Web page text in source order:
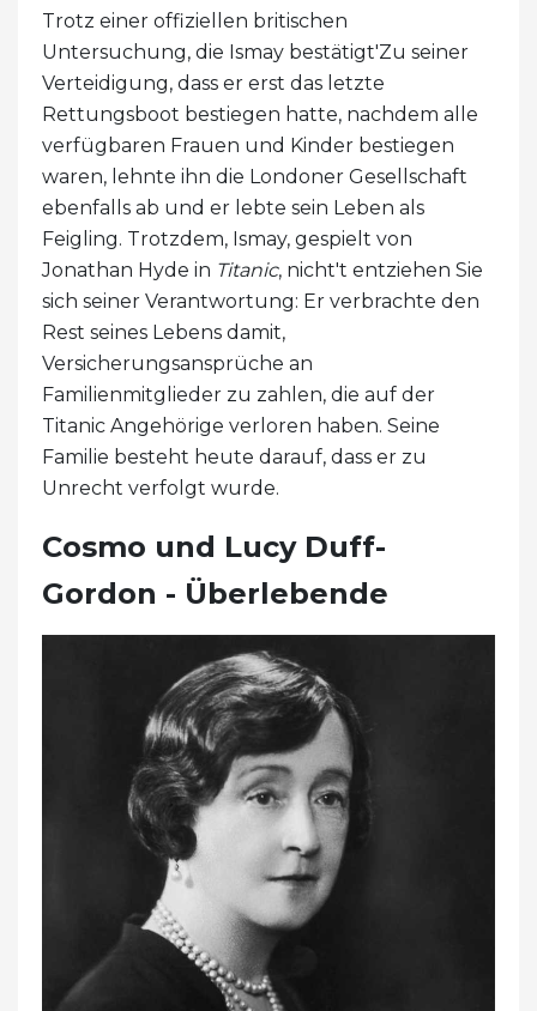
Trotz einer offiziellen britischen
Untersuchung, die Ismay bestätigt'Zu seiner
Verteidigung, dass er erst das letzte
Rettungsboot bestiegen hatte, nachdem alle
verfügbaren Frauen und Kinder bestiegen
waren, lehnte ihn die Londoner Gesellschaft
ebenfalls ab und er lebte sein Leben als
Feigling. Trotzdem, Ismay, gespielt von
Jonathan Hyde in Titanic, nicht't entziehen Sie
sich seiner Verantwortung: Er verbrachte den
Rest seines Lebens damit,
Versicherungsansprüche an
Familienmitglieder zu zahlen, die auf der
Titanic Angehörige verloren haben. Seine
Familie besteht heute darauf, dass er zu
Unrecht verfolgt wurde.
Cosmo und Lucy Duff-
Gordon - Überlebende